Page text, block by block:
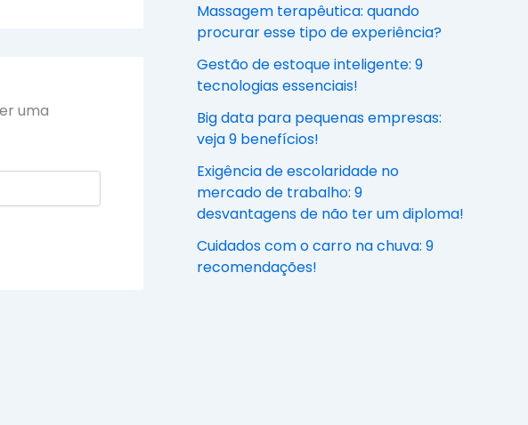
uma
Massagem terapêutica: quando
procurar esse tipo de experiência?
Gestão de estoque inteligente: 9
tecnologias essenciais!
Big data para pequenas empresas:
veja 9 benefícios!
Exigência de escolaridade no
mercado de trabalho: 9
desvantagens de não ter um diploma!
Cuidados com o carro na chuva: 9
recomendações!